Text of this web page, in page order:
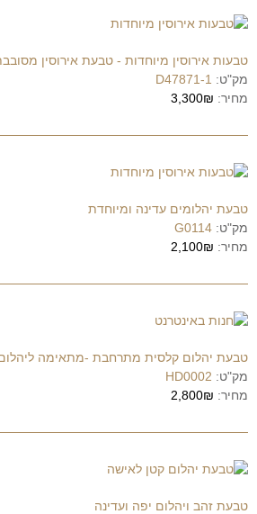
טבעות אירוסין מיוחדות - טבעת אירוסין
מק"ט: D47871-1
מחיר: 3,300₪
טבעת יהלומים עדינה ומיוחדת
מק"ט: G0114
מחיר: 2,100₪
טבעת יהלום קלסית מתרחבת -מתאימה ליהלום
מק"ט: HD0002
מחיר: 2,800₪
טבעת זהב ויהלום יפה ועדינה